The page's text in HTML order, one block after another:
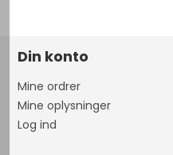
Din konto
Mine ordrer
Mine oplysninger
Log ind